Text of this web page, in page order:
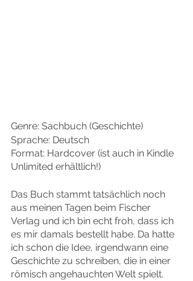
Genre: Sachbuch (Geschichte)
Sprache: Deutsch
Format: Hardcover (ist auch in Kindle
Unlimited erhältlich!)
Das Buch stammt tatsächlich noch
aus meinen Tagen beim Fischer
Verlag und ich bin echt froh, dass ich
es mir damals bestellt habe. Da hatte
ich schon die Idee, irgendwann eine
Geschichte zu schreiben, die in einer
römisch angehauchten Welt spielt.